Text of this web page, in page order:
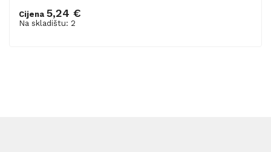
Cijena 5,24 €
Na skladištu: 2
Dodaj u košaricu